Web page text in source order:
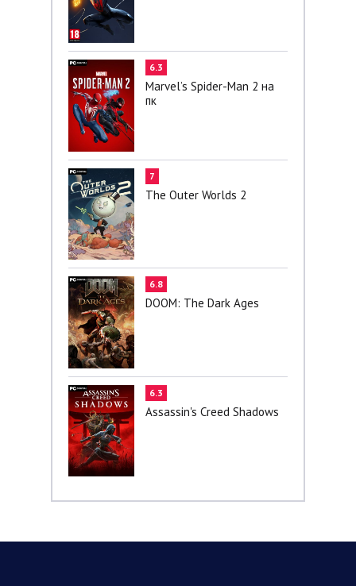
6.3
Marvel’s Spider-Man 2 на
пк
7
The Outer Worlds 2
6.8
DOOM: The Dark Ages
6.3
Assassin's Creed Shadows